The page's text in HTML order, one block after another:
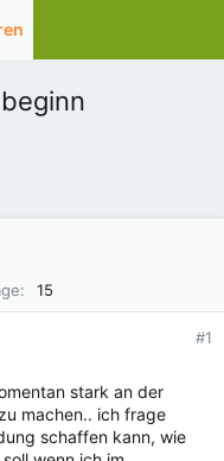
15
#1
stark an der
machen.. ich frage
schaffen kann, wie